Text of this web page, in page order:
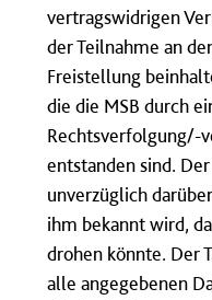
vertragswidrigen
der Teilnahme an
Freistellung
die die MSB durch
Rechtsverfolgung/-
entstanden sind.
unverzüglich
ihm bekannt wird,
drohen könnte. Der
alle angegebenen